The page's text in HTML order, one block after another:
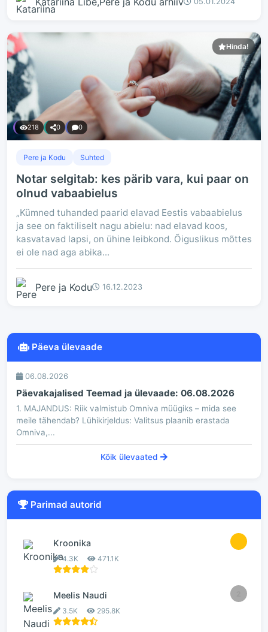
Hinda!
218 0 0
Pere ja Kodu Suhted
Notar selgitab: kes pärib vara, kui paar on
olnud vabaabielus
„Kümned tuhanded paarid elavad Eestis vabaabielus
ja see on faktiliselt nagu abielu: nad elavad koos,
kasvatavad lapsi, on ühine leibkond. Õiguslikus mõttes
ei ole nad aga abika...
Pere ja Kodu 16.12.2023
Päeva ülevaade
06.08.2026
Päevakajalised Teemad ja ülevaade: 06.08.2026
1. MAJANDUS: Riik valmistub Omniva müügiks – mida see
meile tähendab? Lühikirjeldus: Valitsus plaanib erastada
Omniva,...
Kõik ülevaated
Parimad autorid
Kroonika
4.3K 471.1K
Meelis Naudi
3.5K 295.8K